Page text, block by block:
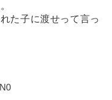
た子に渡せって言っ